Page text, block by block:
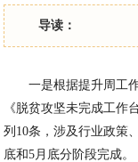
导读：
一是根据提升周工
《脱贫攻坚未完成工作
列10条，涉及行业政策
底和5月底分阶段完成。